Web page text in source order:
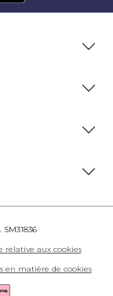
relative aux cookies
en matière de cookies